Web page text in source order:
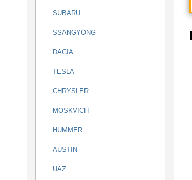
SUBARU
SSANGYONG
DACIA
TESLA
CHRYSLER
MOSKVICH
HUMMER
AUSTIN
UAZ